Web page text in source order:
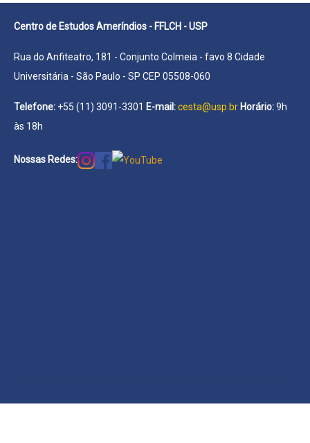
Centro de Estudos Ameríndios - FFLCH - USP
Rua do Anfiteatro, 181 - Conjunto Colmeia - favo 8 Cidade
Universitária - São Paulo - SP CEP 05508-060
Telefone: +55 (11) 3091-3301 E-mail:cesta@usp.br Horário:9h
às 18h
Nossas Redes: